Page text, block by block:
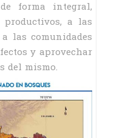
forma integral,
a las
las comunidades
y aprovechar
del mismo.